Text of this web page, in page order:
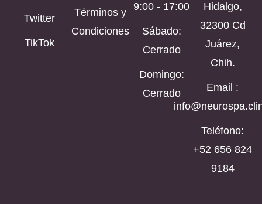
Twitter
TikTok
Términos y
Condiciones
9:00 - 17:00
Sábado:
Cerrado
Domingo:
Cerrado
Hidalgo,
32300 Cd
Juárez,
Chih.
Email :
Teléfono:
‪+52 656 824
9184‬